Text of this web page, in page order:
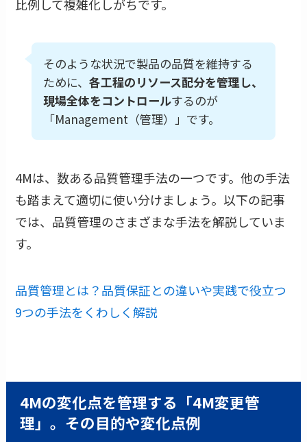
比例して複雑化しがちです。
そのような状況で製品の品質を維持する
ために、各工程のリソース配分を管理し、
現場全体をコントロールするのが
「Management（管理）」です。
4Mは、数ある品質管理手法の一つです。他の手法
も踏まえて適切に使い分けましょう。以下の記事
では、品質管理のさまざまな手法を解説していま
す。
品質管理とは？品質保証との違いや実践で役立つ
9つの手法をくわしく解説
4Mの変化点を管理する「4M変更管
理」。その目的や変化点例